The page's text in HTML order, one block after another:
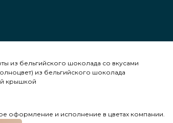
из бельгийского шоколада со вкусами
из бельгийского шоколада
крышкой
оформление и исполнение в цветах компании.